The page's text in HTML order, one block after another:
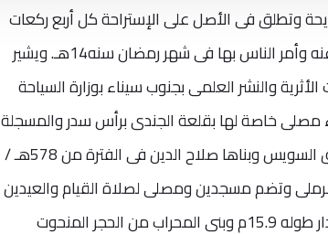
وتطلق فى الأصل على الإستراحة كل أربع ركعات
وهى صلاة أقامها أمير المؤمنين عمر بن الخطاب رضى الله عنه وأمر الناس بها فى شهر رمضان سنه14هـ. ويشير
الأثرية والنشر العلمى بجنوب سيناء بوزارة السياحة
مصلى خاصة لها بقلعة الجندى برأس سدر والمسجلة
كأثر من الآثار الإسلامية عام 1989 وتبعد 100كم جنوب شرق السويس وبناها صلاح الدين فى الفترة من 578هـ /
والجيرى والرملى وتضم مسجدين ومصلى لصلاة القيام والعيدين
عبارة عن مكان مكشوف له محراب يحدد اتجاه القبلة في جدار طوله 15.9م وبنى المحراب من الحجر المنحوت